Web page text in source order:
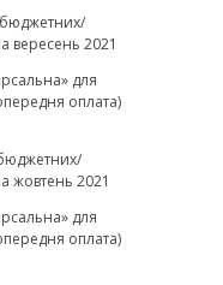
вересень 2021
для
оплата)
жовтень 2021
для
оплата)